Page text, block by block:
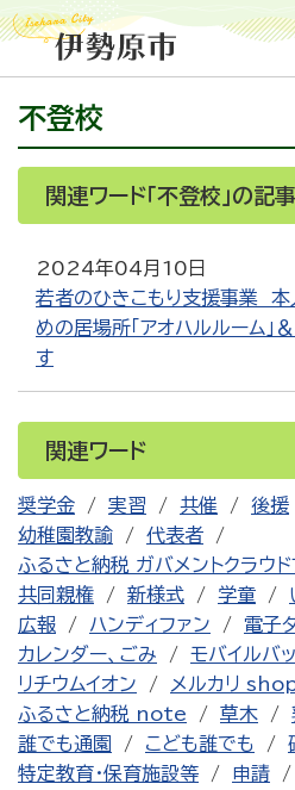
不登校
関連ワード「不登校」の記
2024年04月10日
若者のひきこもり支援事業 本
めの居場所「アオハルルーム」
す
関連ワード
奨学金 実習 共催 後援
幼稚園教諭
代表者
ふるさと納税 ガバメントクラウ
共同親権
新様式 学童
広報
ハンディファン
電子
カレンダー、ごみ
モバイルバ
リチウムイオン
メルカリ
ふるさと納税 note
草木
誰でも通園
こども誰でも
特定教育・保育施設等
申請